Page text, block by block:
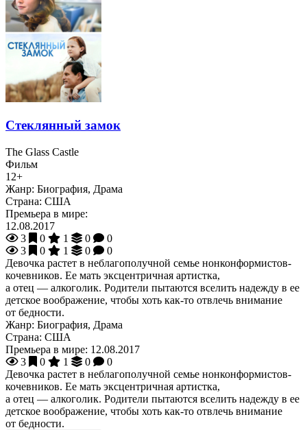
Стеклянный замок
The Glass Castle
Фильм
12+
Жанр: Биография, Драма
Страна: США
Премьера в мире:
12.08.2017
3
0 1 0
0
3
0 1 0
0
Девочка растет в неблагополучной семье нонконформистов-
кочевников. Ее мать эксцентричная артистка,
а отец — алкоголик. Родители пытаются вселить надежду в ее
детское воображение, чтобы хоть как-то отвлечь внимание
от бедности.
Жанр: Биография, Драма
Страна: США
Премьера в мире: 12.08.2017
3
0 1 0
0
Девочка растет в неблагополучной семье нонконформистов-
кочевников. Ее мать эксцентричная артистка,
а отец — алкоголик. Родители пытаются вселить надежду в ее
детское воображение, чтобы хоть как-то отвлечь внимание
от бедности.